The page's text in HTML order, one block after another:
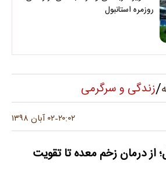
روزمره استانبول
/زندگی و سرگرمی
۲۰:۰۲-۰۲ آبان ۱۳۹۸
درمان زخم معده تا تقویت